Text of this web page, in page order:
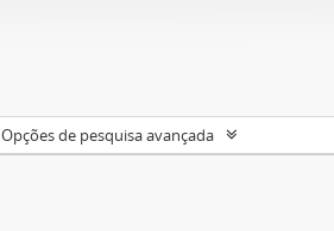
Opções de pesquisa avançada